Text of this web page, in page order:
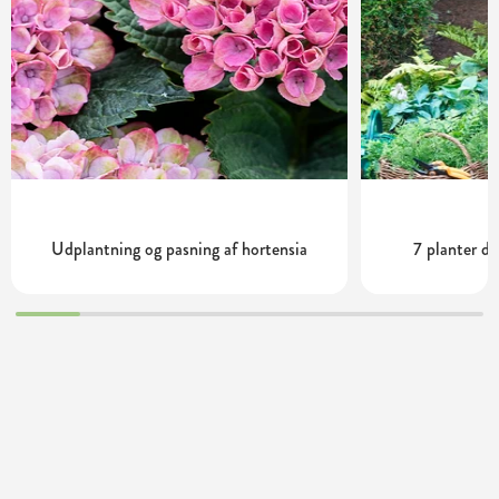
Udplantning og pasning af hortensia 7 planter